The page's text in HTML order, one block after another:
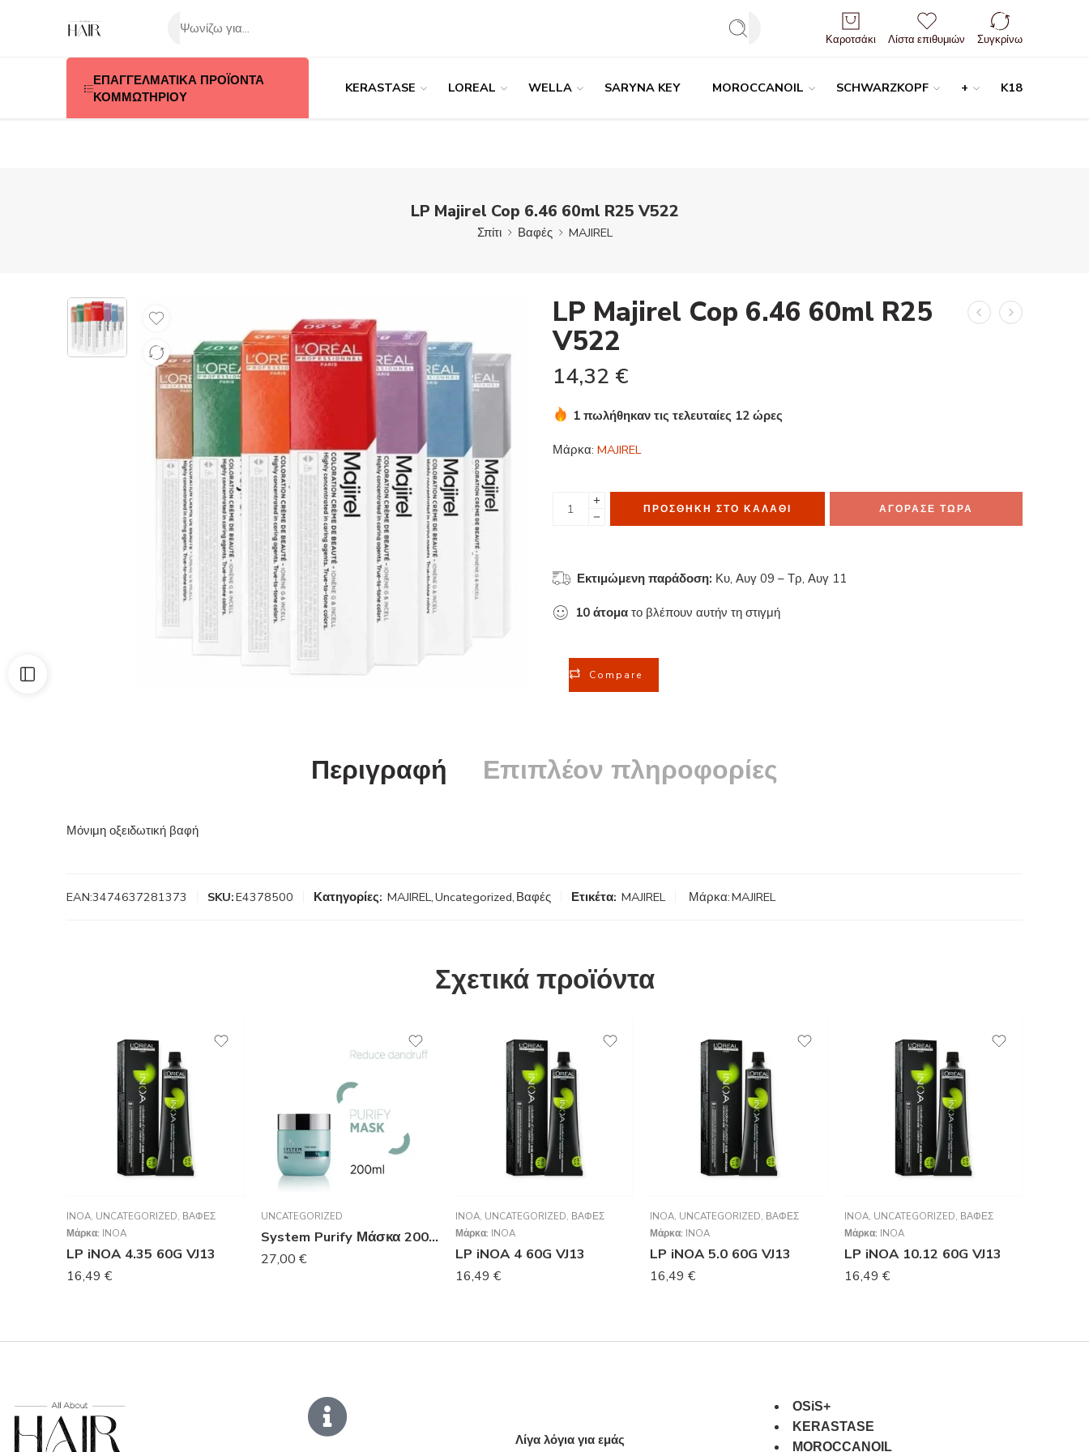
Είσοδος / Εγγραφή
Καροτσάκι Λίστα επιθυμιών Συγκρίνω
ΕΠΑΓΓΕΛΜΑΤΙΚΑ ΠΡΟΪΟΝΤΑ
ΚΟΜΜΩΤΗΡΙΟΥ
KERASTASE LOREAL WELLA SARYNA KEY MOROCCANOIL SCHWARZKOPF + K18
LP Majirel Cop 6.46 60ml R25 V522
Σπίτι Βαφές MAJIREL
LP Majirel Cop 6.46 60ml R25
V522
14,32 €
1 πωλήθηκαν τις τελευταίες 12 ώρες
Μάρκα: MAJIREL
ΠΡΟΣΘΉΚΗ ΣΤΟ ΚΑΛΆΘΙ ΑΓΟΡΑΣΕ ΤΩΡΑ
Εκτιμώμενη παράδοση: Κυ, Αυγ 09 – Τρ, Αυγ 11
10 άτομα το βλέπουν αυτήν τη στιγμή
Compare
Περιγραφή Επιπλέον πληροφορίες
Μόνιμη οξειδωτική βαφή
EAN:3474637281373 SKU:E4378500 Κατηγορίες: MAJIREL,Uncategorized, Βαφές Ετικέτα: MAJIREL Μάρκα:MAJIREL
Σχετικά προϊόντα
INOA, UNCATEGORIZED, ΒΑΦΈΣ
Μάρκα: INOA
LP iNOA 4.35 60G VJ13
16,49 €
UNCATEGORIZED
System Purify Μάσκα 200ml
27,00 €
INOA, UNCATEGORIZED, ΒΑΦΈΣ
Μάρκα: INOA
LP iNOA 4 60G VJ13
16,49 €
INOA, UNCATEGORIZED, ΒΑΦΈΣ
Μάρκα: INOA
LP iNOA 5.0 60G VJ13
16,49 €
INOA, UNCATEGORIZED, ΒΑΦΈΣ
Μάρκα: INOA
LP iNOA 10.12 60G VJ13
16,49 €
Λίγα λόγια για εμάς
OSiS+
KERASTASE
MOROCCANOIL